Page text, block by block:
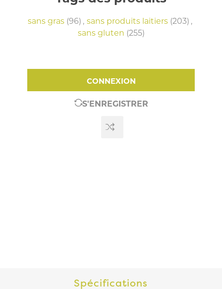
sans gras (96) , sans produits laitiers (203) ,
sans gluten (255)
CONNEXION
S'ENREGISTRER
Spécifications